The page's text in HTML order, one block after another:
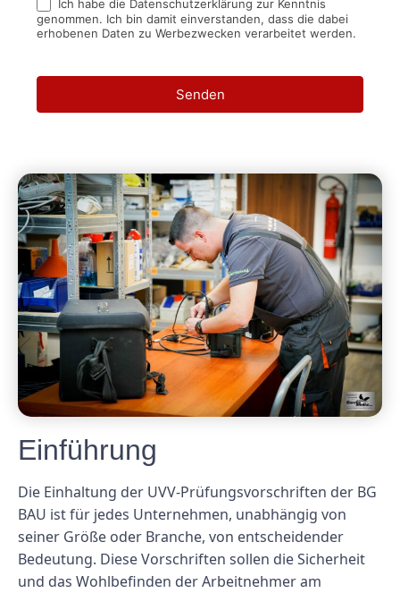
Ich habe die Datenschutzerklärung zur Kenntnis
genommen. Ich bin damit einverstanden, dass die dabei
erhobenen Daten zu Werbezwecken verarbeitet werden.
Senden
Einführung
Die Einhaltung der UVV-Prüfungsvorschriften der BG
BAU ist für jedes Unternehmen, unabhängig von
seiner Größe oder Branche, von entscheidender
Bedeutung. Diese Vorschriften sollen die Sicherheit
und das Wohlbefinden der Arbeitnehmer am